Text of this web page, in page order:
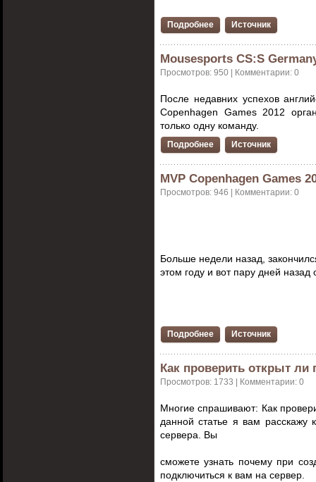
Подробнее Источник
Mousesports CS:S
Просмотров: 950 | Комментарии: 0
После недавних успехов
Copenhagen Games 2012
только одну команду.
Подробнее Источник
MVP Copenhagen Games
Просмотров: 946 | Комментарии: 0
Больше недели назад,
этом году и вот пару дней
Подробнее Источник
Как проверить открыт ли
Просмотров: 1733 | Комментарии: 0
Многие спрашивают: Как
данной статье я вам расскажу
сервера. Вы
сможете узнать почему при
подключиться к вам на сервер.